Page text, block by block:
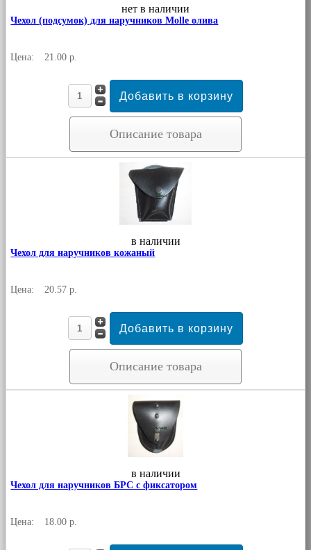
нет в наличии
Чехол (подсумок) для наручников Molle олива
Цена: 21.00 р.
Описание товара
в наличии
Чехол для наручников кожаный
Цена: 20.57 р.
Описание товара
в наличии
Чехол для наручников БРС с фиксатором
Цена: 18.00 р.